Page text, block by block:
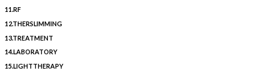
11.RF
12.THERSLIMMING
13.TREATMENT
14.LABORATORY
15.LIGHTTHERAPY